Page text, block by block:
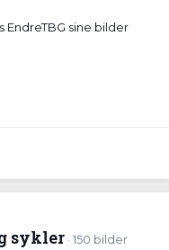
EndreTBG sine bilder
sykler · 150 bilder